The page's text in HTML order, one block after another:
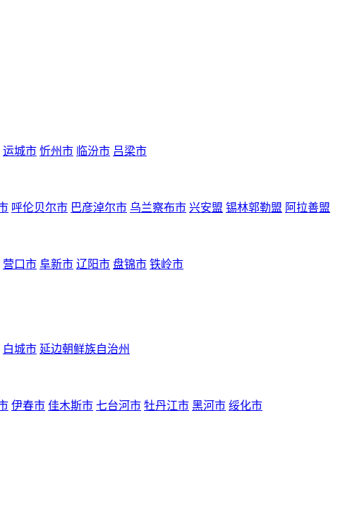
运城市 忻州市 临汾市 吕梁市
呼伦贝尔市 巴彦淖尔市 乌兰察布市 兴安盟 锡林郭勒盟 阿拉善盟
营口市 阜新市 辽阳市 盘锦市 铁岭市
白城市 延边朝鲜族自治州
伊春市 佳木斯市 七台河市 牡丹江市 黑河市 绥化市